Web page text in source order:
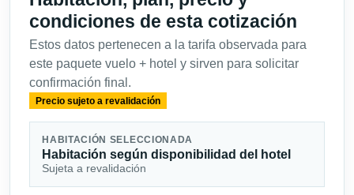
condiciones de esta cotización
Estos datos pertenecen a la tarifa observada para
este paquete vuelo + hotel y sirven para solicitar
confirmación final.
Precio sujeto a revalidación
HABITACIÓN SELECCIONADA
Habitación según disponibilidad del hotel
Sujeta a revalidación